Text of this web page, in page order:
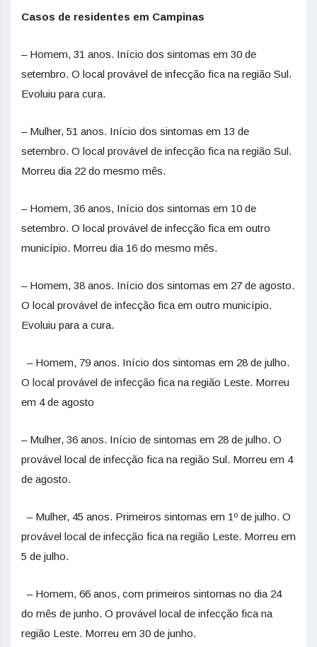
Casos de residentes em Campinas
– Homem, 31 anos. Início dos sintomas em 30 de
setembro. O local provável de infecção fica na região Sul.
Evoluiu para cura.
– Mulher, 51 anos. Início dos sintomas em 13 de
setembro. O local provável de infecção fica na região Sul.
Morreu dia 22 do mesmo mês.
– Homem, 36 anos, Início dos sintomas em 10 de
setembro. O local provável de infecção fica em outro
município. Morreu dia 16 do mesmo mês.
– Homem, 38 anos. Início dos sintomas em 27 de agosto.
O local provável de infecção fica em outro município.
Evoluiu para a cura.
– Homem, 79 anos. Início dos sintomas em 28 de julho.
O local provável de infecção fica na região Leste. Morreu
em 4 de agosto
– Mulher, 36 anos. Início de sintomas em 28 de julho. O
provável local de infecção fica na região Sul. Morreu em 4
de agosto.
– Mulher, 45 anos. Primeiros sintomas em 1º de julho. O
provável local de infecção fica na região Leste. Morreu em
5 de julho.
– Homem, 66 anos, com primeiros sintomas no dia 24
do mês de junho. O provável local de infecção fica na
região Leste. Morreu em 30 de junho.